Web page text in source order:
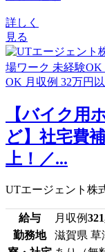
詳しく
見る
【バイク用
ど】社宅費
上！／...
UTエージェント株
給与 月収例
勤務地
滋賀県 草